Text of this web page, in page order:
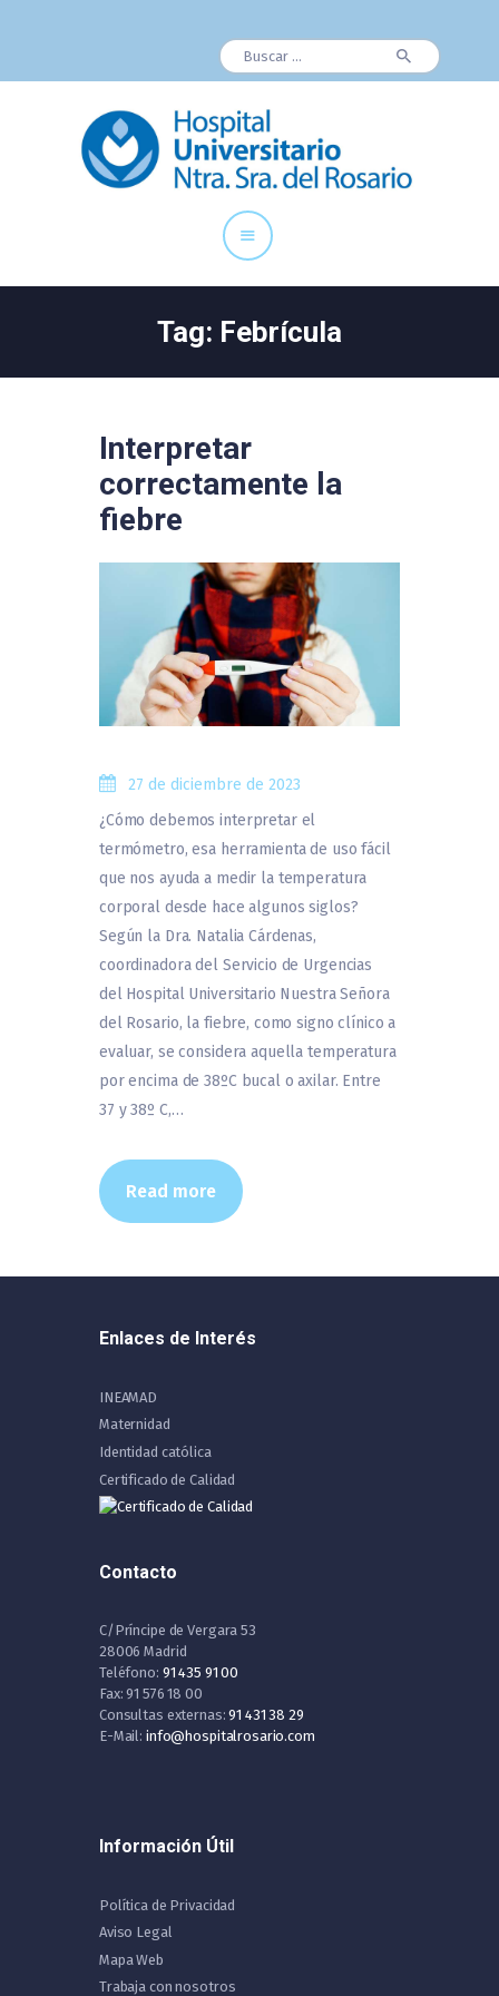
Buscar:
Tag: Febrícula
Cuadro Médico
Servicios Centrales
Paciente
Noticias
Interpretar
correctamente la
fiebre
27 de diciembre de 2023
¿Cómo debemos interpretar el
termómetro, esa herramienta de uso fácil
que nos ayuda a medir la temperatura
corporal desde hace algunos siglos?
Según la Dra. Natalia Cárdenas,
coordinadora del Servicio de Urgencias
del Hospital Universitario Nuestra Señora
del Rosario, la fiebre, como signo clínico a
evaluar, se considera aquella temperatura
por encima de 38ºC bucal o axilar. Entre
37 y 38º C,…
Read more
Enlaces de Interés
INEAMAD
Maternidad
Identidad católica
Certificado de Calidad
Contacto
C/Príncipe de Vergara 53
28006 Madrid
Teléfono: 91 435 91 00
Fax: 91 576 18 00
Consultas externas:91 431 38 29
E-Mail: info@hospitalrosario.com
Información Útil
Política de Privacidad
Aviso Legal
Mapa Web
Trabaja con nosotros